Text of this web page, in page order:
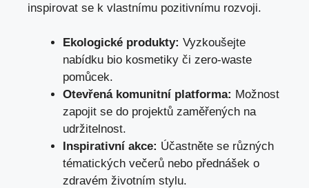
inspirovat se k vlastnímu pozitivnímu rozvoji.
Ekologické produkty: Vyzkoušejte
nabídku bio kosmetiky či zero-waste
pomůcek.
Otevřená komunitní platforma: Možnost
zapojit se do projektů zaměřených na
udržitelnost.
Inspirativní akce: Účastněte se různých
tématických večerů nebo přednášek o
zdravém životním stylu.